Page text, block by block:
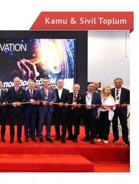
Kamu & Sivil Toplum